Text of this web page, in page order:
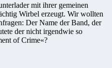
mit ihrer gemeinen
Wirbel erzeugt. Wir wollten
Der Name der Band, der
der nicht irgendwie so
of Crime«?